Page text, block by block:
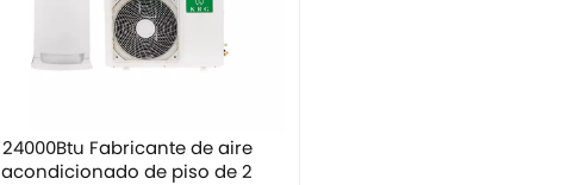
24000Btu Fabricante de aire
acondicionado de piso de 2